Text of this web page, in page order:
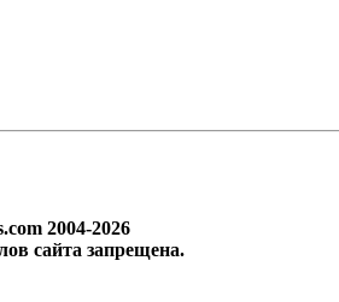
2004-2026
сайта запрещена.